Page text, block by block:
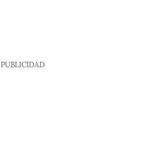
PUBLICIDAD